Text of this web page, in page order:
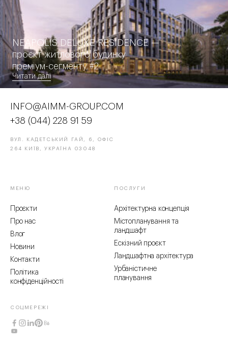
NEAPOLIS DELUXE RESIDENCE —
проєкт житлового будинку
преміум-сегменту #2
Читати далі
INFO@AIMM-GROUP.COM
+38 (044) 228 91 59
ВУЛ. КАДЕТСЬКИЙ ГАЙ, 6, ОФІС
264 КИЇВ, УКРАЇНА 03048
МЕНЮ
Проєкти
Про нас
Влог
Новини
Контакти
Політика
конфіденційності
ПОСЛУГИ
Архітектурна концепція
Містопланування та
ландшафт
Ескізний проєкт
Ландшафтна архітектура
Урбаністичне
планування
СОЦМЕРЕЖІ